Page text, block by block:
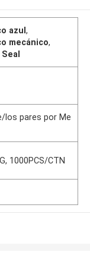
azul,
mecánico,
los pares por Me
1000PCS/CTN